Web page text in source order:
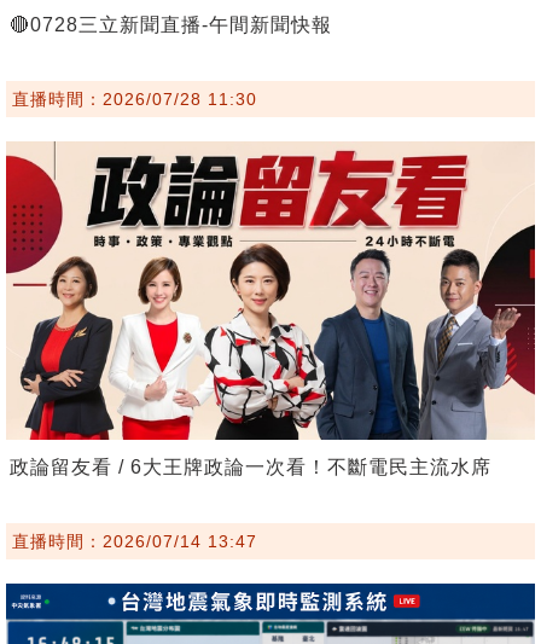
🔴0728三立新聞直播-午間新聞快報
直播時間：2026/07/28 11:30
政論留友看 / 6大王牌政論一次看！不斷電民主流水席
直播時間：2026/07/14 13:47